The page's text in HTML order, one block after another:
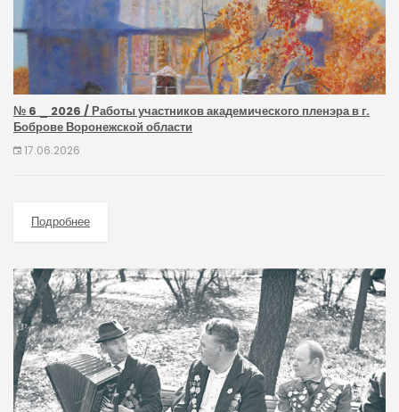
№ 6 _ 2026 / Работы участников академического пленэра в г.
Боброве Воронежской области
17.06.2026
Подробнее